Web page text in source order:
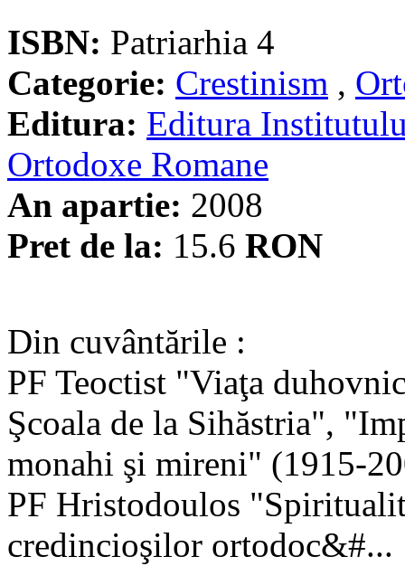
ISBN: Patriarhia 4
Categorie: Crestinism ,
Editura: Editura
Ortodoxe Romane
An apartie: 2008
Pret de la: 15.6 RON
Din cuvântările :
PF Teoctist "Viaţa
Şcoala de la Sihăstria",
monahi şi mireni" (1915-
PF Hristodoulos
credincioşilor ortodoc&#...